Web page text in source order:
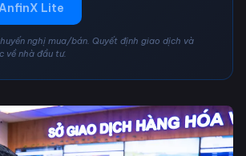
Lite
nghị mua/bán. Quyết định giao dịch và
về nhà đầu tư.